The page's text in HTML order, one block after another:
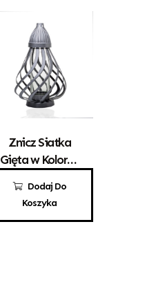
Dodaj Do
Koszyka
Znicz Siatka
Gięta w Kolorze
49,00 zł